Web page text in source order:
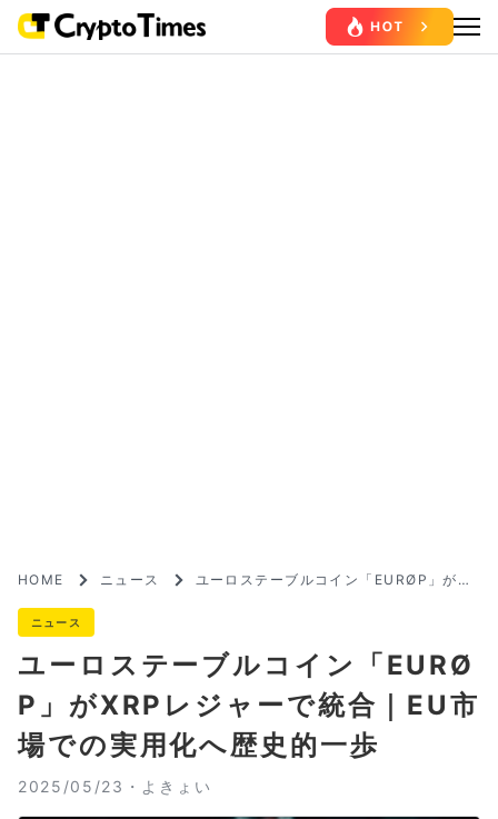
HOME ニュース
ユーロステーブルコイン「EURØP」がXR
ニュース
ユーロステーブルコイン「EURØ
P」がXRPレジャーで統合｜EU市
場での実用化へ歴史的一歩
2025/05/23・ よきょい